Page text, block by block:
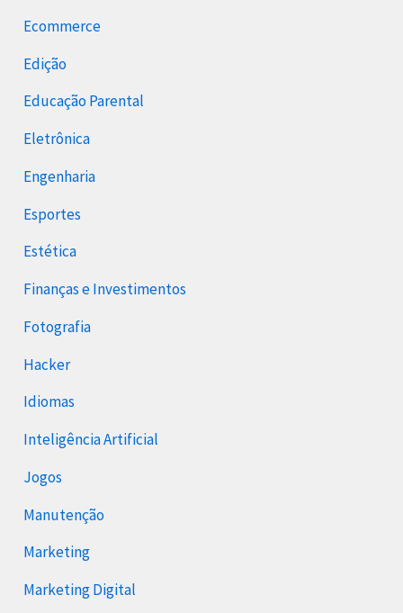
Ecommerce
Edição
Educação Parental
Eletrônica
Engenharia
Esportes
Estética
Finanças e Investimentos
Fotografia
Hacker
Idiomas
Inteligência Artificial
Jogos
Manutenção
Marketing
Marketing Digital